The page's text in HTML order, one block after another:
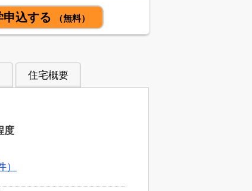
申込する （無料）
住宅概要
度